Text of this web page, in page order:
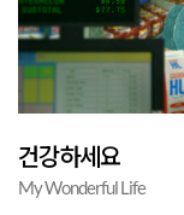
건강하세요
My Wonderful Life